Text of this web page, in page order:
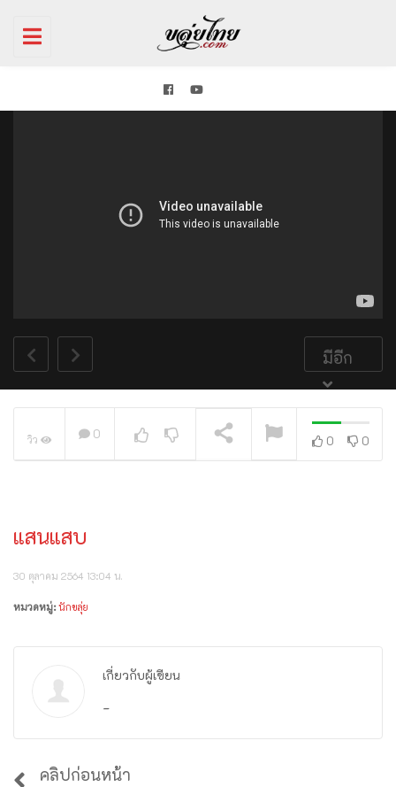
Toggle
มีอีก
วิว 0 0 0
แสน​แสบ​
30 ตุลาคม 2564 13:04 น.
หมวดหมู่:นักขลุ่ย
เกี่ยวกับผู้เขียน
-
คลิปก่อนหน้า